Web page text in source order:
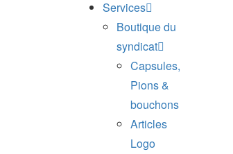
Services
Boutique du
syndicat
Capsules,
Pions &
bouchons
Articles
Logo